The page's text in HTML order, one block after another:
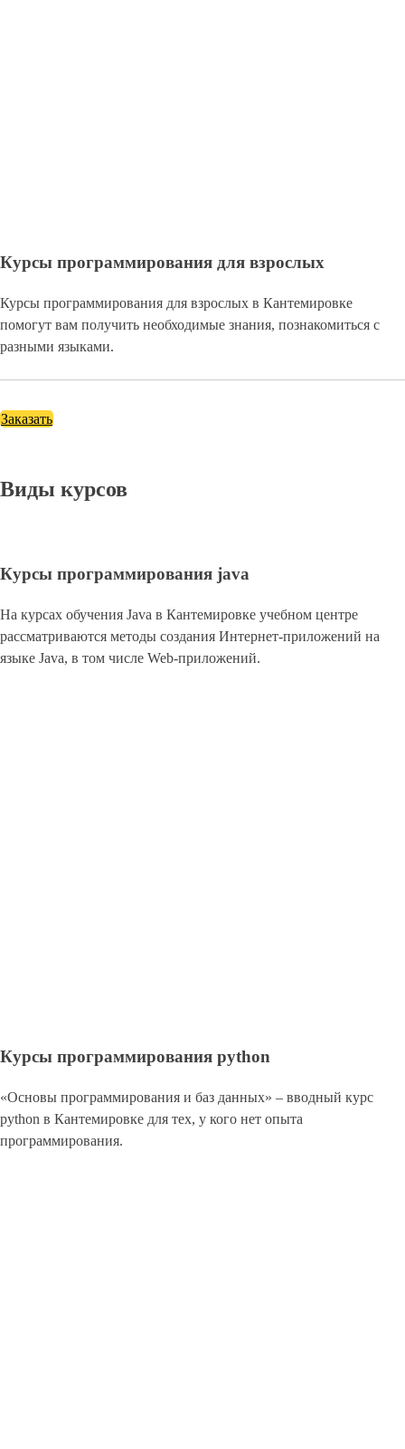
Курсы программирования для взрослых
Курсы программирования для взрослых в Кантемировке
помогут вам получить необходимые знания, познакомиться с
разными языками.
Заказать
Виды курсов
Курсы программирования java
На курсах обучения Java в Кантемировке учебном центре
рассматриваются методы создания Интернет-приложений на
языке Java, в том числе Web-приложений.
Курсы программирования python
«Основы программирования и баз данных» – вводный курс
python в Кантемировке для тех, у кого нет опыта
программирования.